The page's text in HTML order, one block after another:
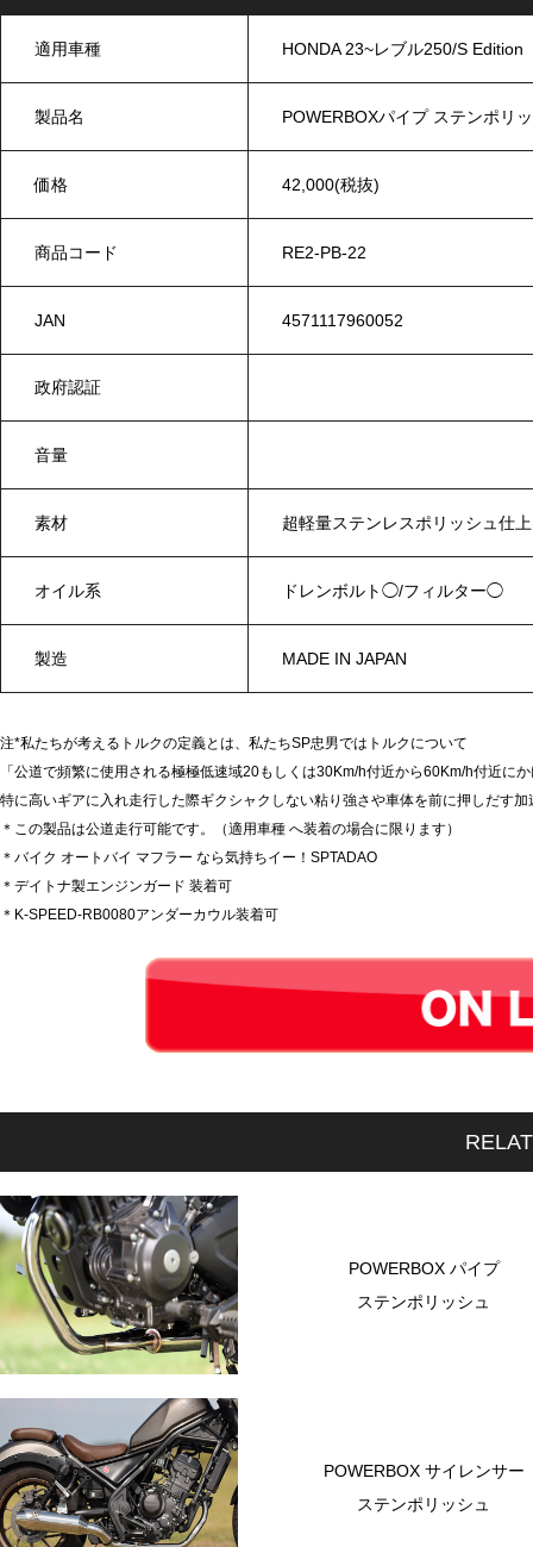
適用車種 HONDA 23~レブル250/S Edition
製品名 POWERBOXパイプ ステンポリ
価格 42,000(税抜)
商品コード RE2-PB-22
JAN 4571117960052
政府認証
音量
素材 超軽量ステンレスポリッシュ仕
オイル系 ドレンボルト◯/フィルター◯
製造 MADE IN JAPAN
注*私たちが考えるトルクの定義とは、私たちSP忠男ではトルクについて
「公道で頻繁に使用される極極低速域20もしくは30Km/h付近から60Km/h付近に
特に高いギアに入れ走行した際ギクシャクしない粘り強さや車体を前に押しだす
＊この製品は公道走行可能です。（適用車種 へ装着の場合に限ります）
＊バイク オートバイ マフラー なら気持ちイー！SPTADAO
＊デイトナ製エンジンガード 装着可
＊K-SPEED-RB0080アンダーカウル装着可
POWERBOX パイプ
ステンポリッシュ
POWERBOX サイレンサー
ステンポリッシュ